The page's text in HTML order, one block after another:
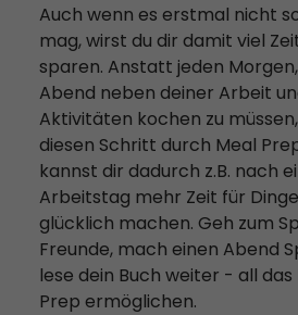
Auch wenn es erstmal nicht
mag, wirst du dir damit viel
sparen. Anstatt jeden
Abend neben deiner Arbeit
Aktivitäten kochen zu
diesen Schritt durch Meal
kannst dir dadurch z.B. nach
Arbeitstag mehr Zeit für
glücklich machen. Geh zum
Freunde, mach einen Abend
lese dein Buch weiter - all
Prep ermöglichen.